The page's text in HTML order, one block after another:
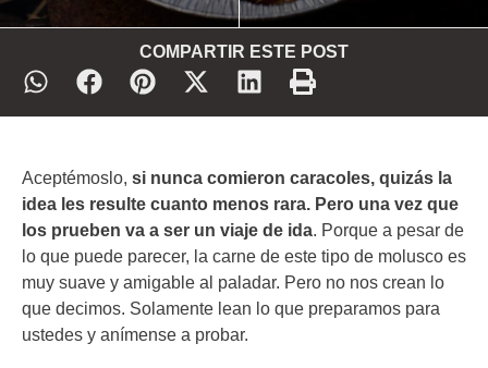
COMPARTIR ESTE POST
Aceptémoslo, si nunca comieron caracoles, quizás la
idea les resulte cuanto menos rara. Pero una vez que
los prueben va a ser un viaje de ida. Porque a pesar de
lo que puede parecer, la carne de este tipo de molusco es
muy suave y amigable al paladar. Pero no nos crean lo
que decimos. Solamente lean lo que preparamos para
ustedes y anímense a probar.